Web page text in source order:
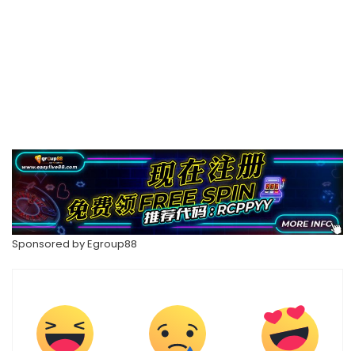
Sponsored byEgroup88